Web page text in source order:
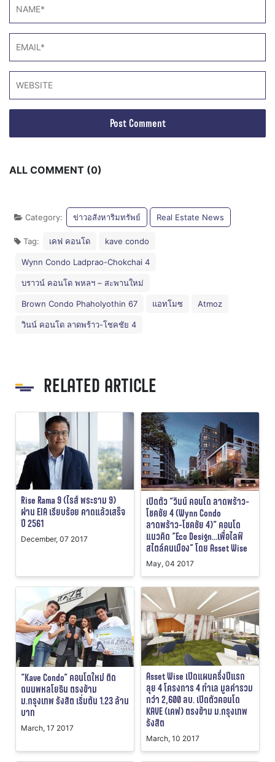
ALL COMMENT (0)
Category: ข่าวอสังหาริมทรัพย์ Real Estate News
Tag: เคฟ คอนโด kave condo
Wynn Condo Ladprao-Chokchai 4
บราวน์ คอนโด พหลฯ – สะพานใหม่
Brown Condo Phaholyothin 67 แอทโมซ Atmoz
วินน์ คอนโด ลาดพร้าว-โชคชัย 4
RELATED ARTICLE
Rise Rama 9 (ไรส์ พระราม 9)
ผ่าน EIA เรียบร้อย คาดแล้วเสร็จ
ปี 2561
December, 07 2017
เปิดตัว “วินน์ คอนโด ลาดพร้าว-
โชคชัย 4 (Wynn Condo
ลาดพร้าว-โชคชัย 4)” คอนโด
แนวคิด “Eco Design…เพื่อไลฟ์
สไตล์คนเมือง” โดย Asset Wise
May, 04 2017
“Kave Condo” คอนโดใหม่ ติด
ถนนพหลโยธิน ตรงข้าม
ม.กรุงเทพ รังสิต เริ่มต้น 1.23 ล้าน
บาท
March, 17 2017
Asset Wise เปิดแผนครึ่งปีแรก
ลุย 4 โครงการ 4 ทำเล มูลค่ารวม
กว่า 2,600 ลบ. เปิดตัวคอนโด
KAVE (เคฟ) ตรงข้าม ม.กรุงเทพ
รังสิต
March, 10 2017